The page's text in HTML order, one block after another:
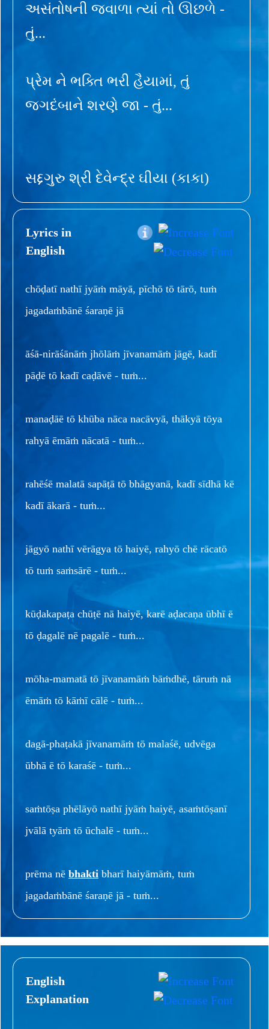
અસંતોષની જ્વાળા ત્યાં તો ઊછળે -
તું...
પ્રેમ ને ભક્તિ ભરી હૈયામાં, તું
જગદંબાને શરણે જા - તું...
સદ્દગુરુ શ્રી દેવેન્દ્ર ઘીયા (કાકા)
Lyrics in
English
chōḍatī nathī jyāṁ māyā, pīchō tō tārō, tuṁ
jagadaṁbānē śaraṇē jā
āśā-nirāśānāṁ jhōlāṁ jīvanamāṁ jāgē, kadī
pāḍē tō kadī caḍāvē - tuṁ...
manaḍāē tō khūba nāca nacāvyā, thākyā tōya
rahyā ēmāṁ nācatā - tuṁ...
rahēśē malatā sapāṭā tō bhāgyanā, kadī sīdhā kē
kadī ākarā - tuṁ...
jāgyō nathī vērāgya tō haiyē, rahyō chē rācatō
tō tuṁ saṁsārē - tuṁ...
kūḍakapaṭa chūṭē nā haiyē, karē aḍacaṇa ūbhī ē
tō ḍagalē nē pagalē - tuṁ...
mōha-mamatā tō jīvanamāṁ bāṁdhē, tāruṁ nā
ēmāṁ tō kāṁī cālē - tuṁ...
dagā-phaṭakā jīvanamāṁ tō malaśē, udvēga
ūbhā ē tō karaśē - tuṁ...
saṁtōṣa phēlāyō nathī jyāṁ haiyē, asaṁtōṣanī
jvālā tyāṁ tō ūchalē - tuṁ...
prēma nē bhakti bharī haiyāmāṁ, tuṁ
jagadaṁbānē śaraṇē jā - tuṁ...
English
Explanation